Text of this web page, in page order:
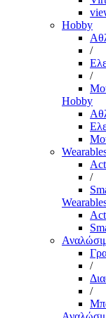
Hobby
/
/
Hobby
/
/
/